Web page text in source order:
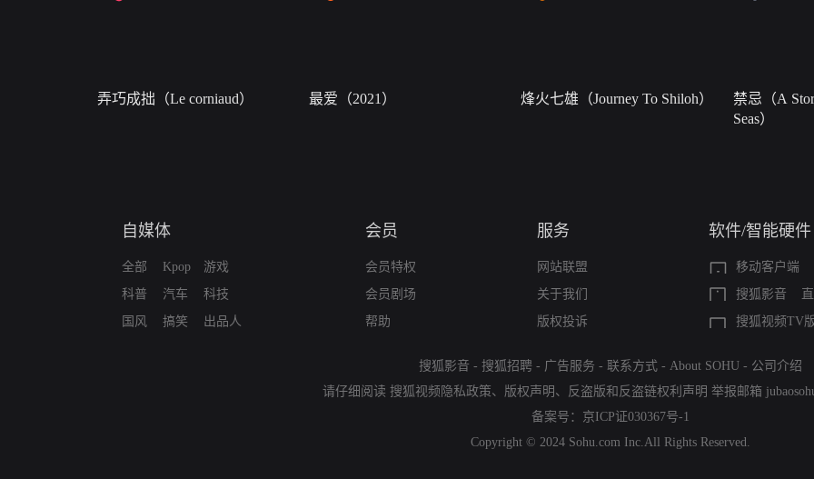
弄巧成拙（Le corniaud） 最爱（2021） 烽火七雄（Journey To Shiloh）
禁忌（A
Seas）
自媒体
全部
科普
国风
Kpop
汽车
搞笑
游戏
科技
出品人
会员
会员特权
会员剧场
帮助
服务
网站联盟
关于我们
版权投诉
软件/智能硬件
移动客户端
搜狐影音
搜狐视频TV
搜狐影音 - 搜狐招聘 - 广告服务 - 联系方式 - About SOHU - 公司介绍
请仔细阅读 搜狐视频隐私政策、 版权声明 、 反盗版和反盗链权利声明 举报邮箱
备案号： 京ICP证030367号-1
Copyright © 2024 Sohu.com Inc.All Rights Reserved.